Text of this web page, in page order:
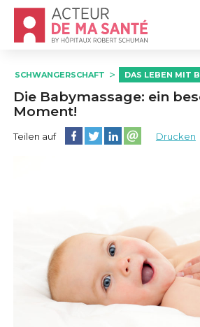
Accueil - Acteur de ma santé,
SCHWANGERSCHAFT DAS LEBEN MIT
Die Babymassage: ein
Moment!
Teilen auf Diese Seite auf Facebook
Diese Seite auf Twitter
Diese Seite auf
Partager cette
Drucken